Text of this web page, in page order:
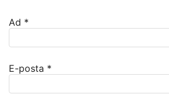
Ad *
E-posta *